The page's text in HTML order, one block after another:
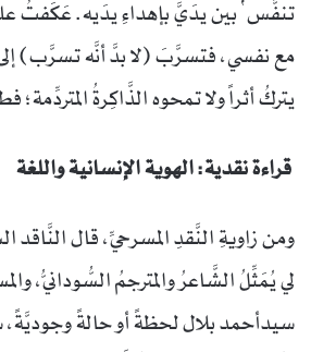
تنفَّس‘ بين يدَيَّ بإهداءِ يدَيه. عَكَفتُ
مع نفسي، فتسرَّبَ (لا بدَّ أنَّه تسرَّب)
يتركُ أثراً ولا تمحوه الذَّاكِرةُ
قراءة نقدية: الهوية الإنسانية واللغة
ومن زاويةِ النَّقدِ المسرحيِّ، قال النَّاقد
لي يُمَثِّلُ الشَّاعرُ والمترجمُ السُّودانيُّ،
سيدأحمد بلال لحظةً أو حالةً وجوديَّةً،